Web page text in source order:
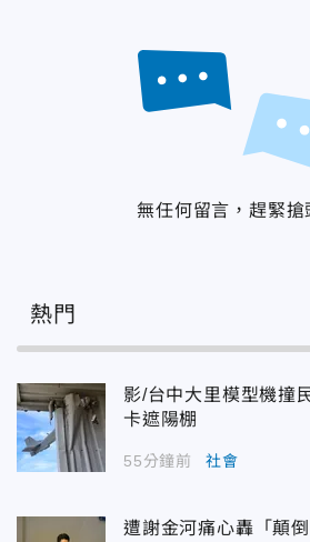
無任何留言，趕緊搶
熱門
影/台中大里模型機撞
卡遮陽棚
55分鐘前 社會
遭謝金河痛心轟「顛